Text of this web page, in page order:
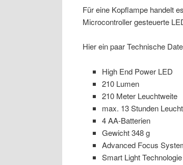
Für eine Kopflampe handelt
Microcontroller gesteuerte
Hier ein paar Technische
High End Power LED
210 Lumen
210 Meter Leuchtweite
max. 13 Stunden
4 AA-Batterien
Gewicht 348 g
Advanced Focus
Smart Light Technologie